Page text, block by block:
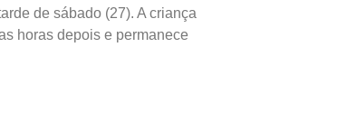
de sábado (27). A criança
horas depois e permanece